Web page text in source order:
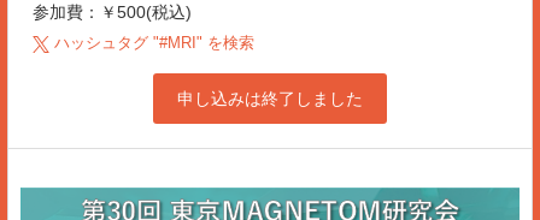
参加費：￥500(税込)
ハッシュタグ "#MRI " を検索
申し込みは終了しました